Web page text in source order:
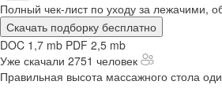
Полный чек-лист по уходу за лежачими,
Скачать подборку бесплатно
DOC 1,7 mb PDF 2,5 mb
Уже скачали 2751 человек
Правильная высота массажного стола